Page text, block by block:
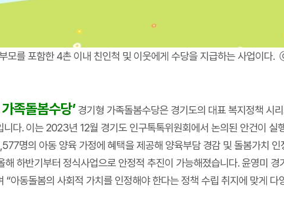
모를 포함한 4촌 이내 친인척 및 이웃에게 수당을 지급하는 사업이다.
족돌봄수당’ 경기형 가족돌봄수당은 경기도의 대표 복지정책 시
다. 이는 2023년 12월 경기도 인구톡톡위원회에서 논의된 안건이
명의 아동 양육 가정에 혜택을 제공해 양육부담 경감 및 돌봄가치
하반기부터 정식사업으로 안정적 추진이 가능해졌습니다. 윤영미
아동돌봄의 사회적 가치를 인정해야 한다는 정책 수립 취지에 맞게